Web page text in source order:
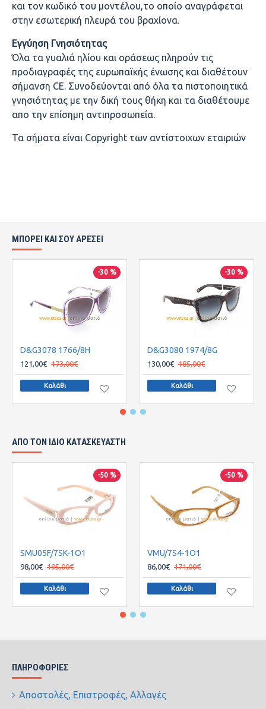
και τον κωδικό του μοντέλου,το οποίο αναγράφεται
στην εσωτερική πλευρά του βραχίονα.
Εγγύηση Γνησιότητας
Όλα τα γυαλιά ηλίου και οράσεως πληρούν τις
προδιαγραφές της ευρωπαϊκής ένωσης και διαθέτουν
σήμανση CE. Συνοδεύονται από όλα τα πιστοποιητικά
γνησιότητας με την δική τους θήκη και τα διαθέτουμε
απο την επίσημη αντιπροσωπεία.
Τα σήματα είναι Copyright των αντίστοιχων εταιριών
ΜΠΟΡΕΙ ΚΑΙ ΣΟΥ ΑΡΕΣΕΙ
-30 %
D&G3078 1766/8H
121,00€ 173,00€
Καλάθι
-30 %
D&G3080 1974/8G
130,00€ 185,00€
Καλάθι
ΑΠΌ ΤΟΝ ΊΔΙΟ ΚΑΤΑΣΚΕΥΑΣΤΉ
-50 %
SMU05F/7SK-1O1
98,00€ 195,00€
Καλάθι
-50 %
VMU/7S4-1O1
86,00€ 171,00€
Καλάθι
ΠΛΗΡΟΦΟΡΊΕΣ
Αποστολές, Επιστροφές, Αλλαγές